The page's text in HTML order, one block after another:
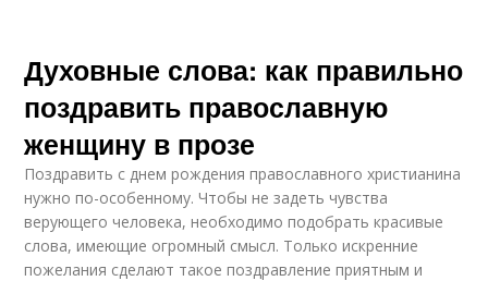
Духовные слова: как правильно
поздравить православную
женщину в прозе
Поздравить с днем рождения православного христианина
нужно по-особенному. Чтобы не задеть чувства
верующего человека, необходимо подобрать красивые
слова, имеющие огромный смысл. Только искренние
пожелания сделают такое поздравление приятным и